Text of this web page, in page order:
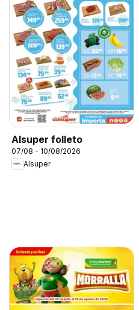
Alsuper folleto
07/08 - 10/08/2026
Alsuper